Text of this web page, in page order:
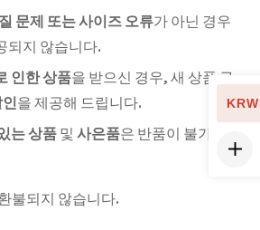
문제 또는 사이즈 오류가 아닌 경우
되지 않습니다.
인한 상품을 받으신 경우, 새 상품 구
을 제공해 드립니다.
는 상품 및 사은품은 반품이 불가합니
불되지 않습니다.
KRW